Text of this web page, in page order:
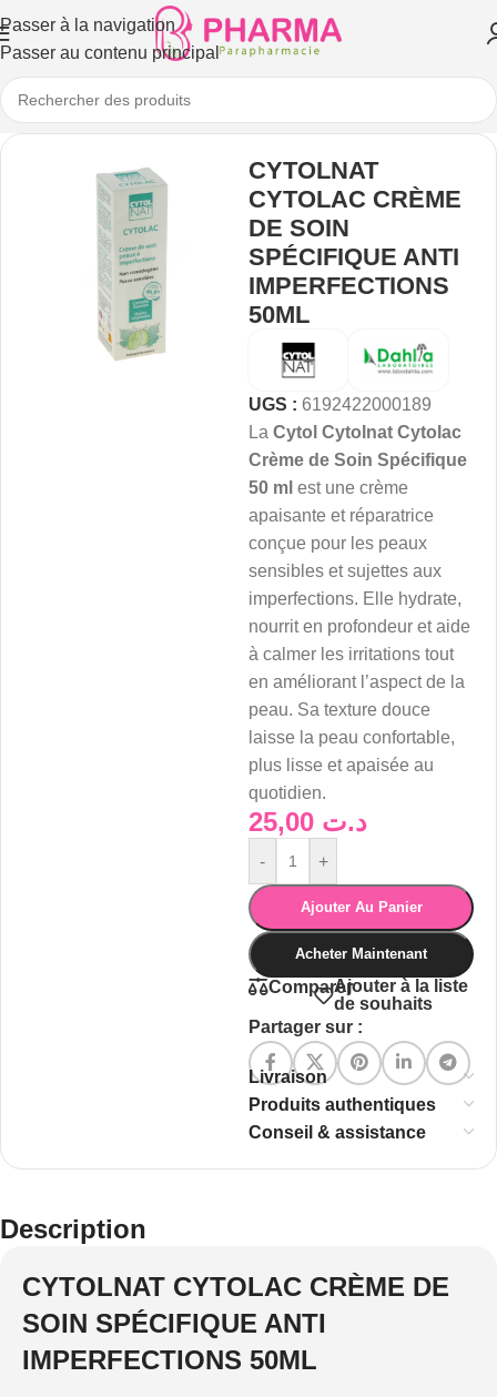
Passer à la navigation
Passer au contenu principal
CYTOLNAT
CYTOLAC CRÈME
DE SOIN
SPÉCIFIQUE ANTI
IMPERFECTIONS
50ML
UGS : 6192422000189
La Cytol Cytolnat Cytolac
Crème de Soin Spécifique
50 ml est une crème
apaisante et réparatrice
conçue pour les peaux
sensibles et sujettes aux
imperfections. Elle hydrate,
nourrit en profondeur et aide
à calmer les irritations tout
en améliorant l’aspect de la
peau. Sa texture douce
laisse la peau confortable,
plus lisse et apaisée au
quotidien.
د.ت
- +
Ajouter Au Panier
Acheter Maintenant
ComparerAjouter à la liste
de souhaits
Partager sur :
Livraison
Produits authentiques
Conseil & assistance
Description
CYTOLNAT CYTOLAC CRÈME DE
SOIN SPÉCIFIQUE ANTI
IMPERFECTIONS 50ML